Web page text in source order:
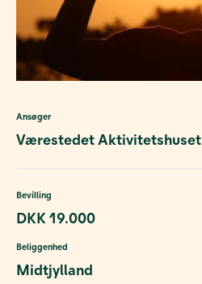
Ansøger
Værestedet Aktivitetshuset
Bevilling
DKK 19.000
Beliggenhed
Midtjylland